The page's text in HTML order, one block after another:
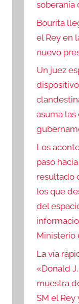
soberanía
Bourita
el Rey en
nuevo
Un juez
asuma
Los
paso
resultado
los que
del
Ministerio
La vía
«Donald
muestra
SM el